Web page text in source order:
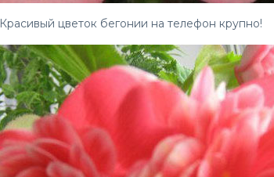
Красивый цветок бегонии на телефон крупно!